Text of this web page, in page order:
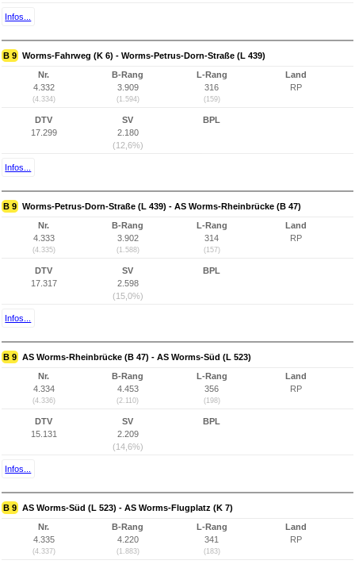
Infos...
B 9 Worms-Fahrweg (K 6) - Worms-Petrus-Dorn-Straße (L 439)
Nr.
4.332
(4.334)
B-Rang
3.909
(1.594)
L-Rang
316
(159)
Land
RP
DTV
17.299
SV
2.180
(12,6%)
BPL
Infos...
B 9 Worms-Petrus-Dorn-Straße (L 439) - AS Worms-Rheinbrücke (B 47)
Nr.
4.333
(4.335)
B-Rang
3.902
(1.588)
L-Rang
314
(157)
Land
RP
DTV
17.317
SV
2.598
(15,0%)
BPL
Infos...
B 9 AS Worms-Rheinbrücke (B 47) - AS Worms-Süd (L 523)
Nr.
4.334
(4.336)
B-Rang
4.453
(2.110)
L-Rang
356
(198)
Land
RP
DTV
15.131
SV
2.209
(14,6%)
BPL
Infos...
B 9 AS Worms-Süd (L 523) - AS Worms-Flugplatz (K 7)
Nr.
4.335
(4.337)
B-Rang
4.220
(1.883)
L-Rang
341
(183)
Land
RP